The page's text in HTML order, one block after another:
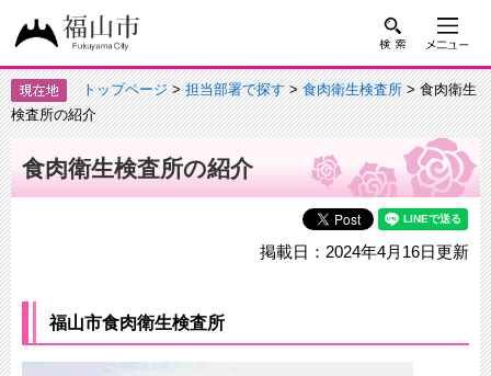
トップページ>担当部署で探す>食肉衛生検査所> 食肉衛生
検査所の紹介
食肉衛生検査所の紹介
掲載日：2024年4月16日更新
福山市食肉衛生検査所